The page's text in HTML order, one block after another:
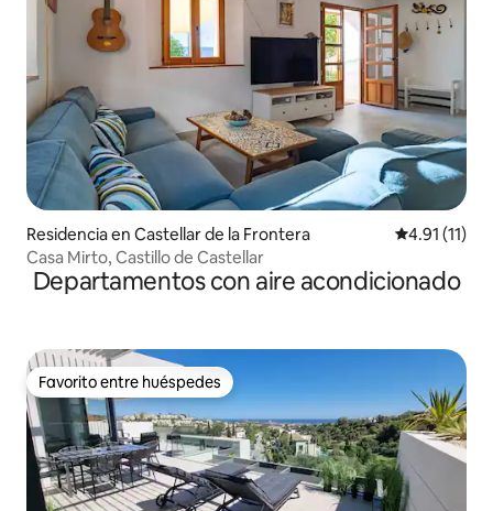
Residencia en Castellar de la Frontera Calificación
4.91 (11)
Casa Mirto, Castillo de Castellar
Departamentos con aire acondicionado
Favorito entre huéspedes
Favorito entre huéspedes